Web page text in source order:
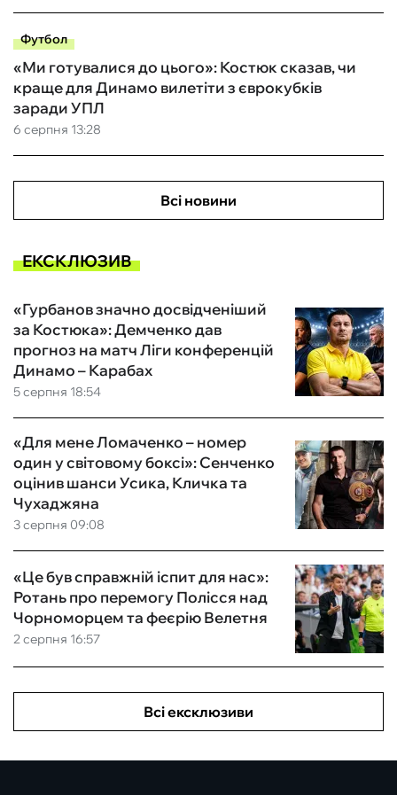
Футбол
6 серпня 13:28
«Ми готувалися до цього»: Костюк сказав, чи
краще для Динамо вилетіти з єврокубків
заради УПЛ
Всі новини
ЕКСКЛЮЗИВ
5 серпня 18:54
«Гурбанов значно досвідченіший
за Костюка»: Демченко дав
прогноз на матч Ліги конференцій
Динамо – Карабах
3 серпня 09:08
«Для мене Ломаченко – номер
один у світовому боксі»: Сенченко
оцінив шанси Усика, Кличка та
Чухаджяна
2 серпня 16:57
«Це був справжній іспит для нас»:
Ротань про перемогу Полісся над
Чорноморцем та феєрію Велетня
Всі ексклюзиви